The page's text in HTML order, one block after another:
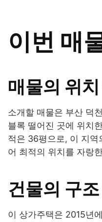
이번 매
매물의 위
소개할 매물은 부산 덕
블록 떨어진 곳에 위치
적은 36평으로, 이 지역
어 최적의 위치를 자랑
건물의 구
이 상가주택은 2015년